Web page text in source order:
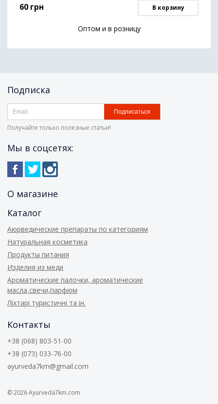
60 грн В корзину
Оптом и в розницу
Подписка
Подписаться
Получайте только полезные статьи!
Мы в соцсетях:
О магазине
Каталог
Аюрведические препараты по категориям
Натуральная косметика
Продукты питания
Изделия из меди
Ароматические палочки, ароматические
масла,свечи,парфюм
Ліхтарі туристичні та ін.
Контакты
+38 (068) 803-51-00
+38 (073) 033-76-00
ayurveda7km@gmail.com
© 2026Ayurveda7km.com